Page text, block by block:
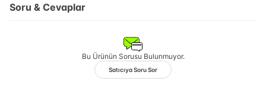
Soru & Cevaplar
Bu Ürünün Sorusu Bulunmuyor.
Satıcıya Soru Sor